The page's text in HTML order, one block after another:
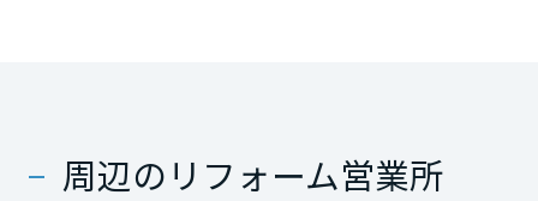
周辺のリフォーム営業所